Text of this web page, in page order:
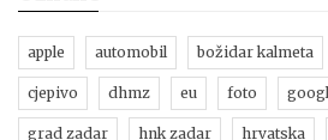
apple automobil božidar kalmeta
cjepivo dhmz eu foto
grad zadar hnk zadar hrvatska